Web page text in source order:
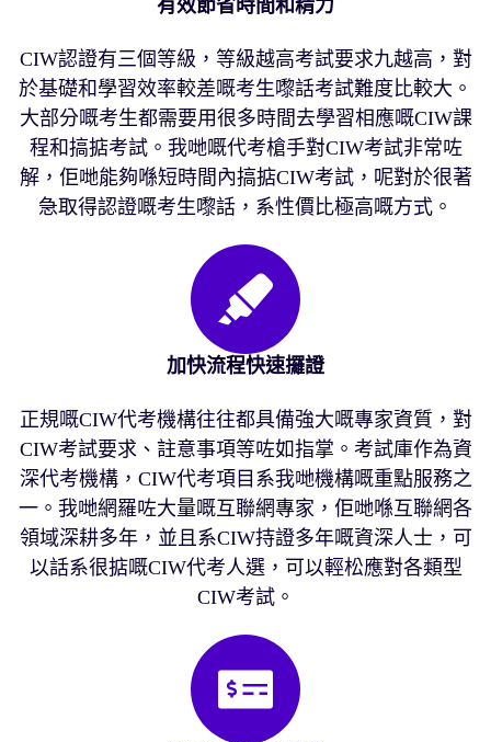
有效節省時間和精力
CIW認證有三個等級，等級越高考試要求九越高，對
於基礎和學習效率較差嘅考生嚟話考試難度比較大。
大部分嘅考生都需要用很多時間去學習相應嘅CIW課
程和搞掂考試。我哋嘅代考槍手對CIW考試非常咗
解，佢哋能夠喺短時間內搞掂CIW考試，呢對於很著
急取得認證嘅考生嚟話，系性價比極高嘅方式。
加快流程快速攞證
正規嘅CIW代考機構往往都具備強大嘅專家資質，對
CIW考試要求、註意事項等咗如指掌。考試庫作為資
深代考機構，CIW代考項目系我哋機構嘅重點服務之
一。我哋網羅咗大量嘅互聯網專家，佢哋喺互聯網各
領域深耕多年，並且系CIW持證多年嘅資深人士，可
以話系很掂嘅CIW代考人選，可以輕松應對各類型
CIW考試。